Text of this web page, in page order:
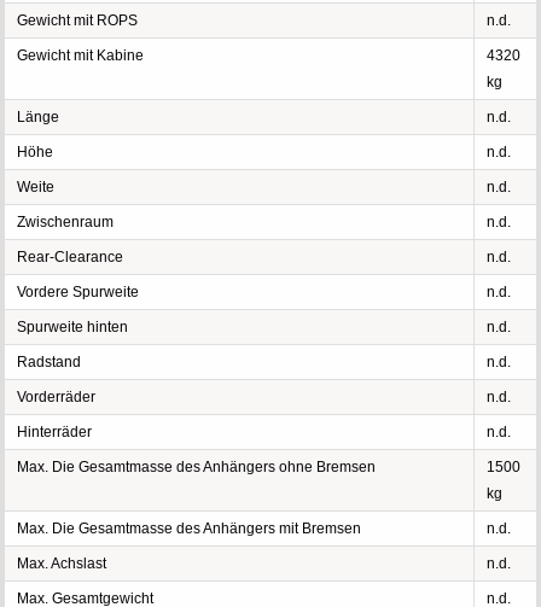
Gewicht mit ROPS n.d.
Gewicht mit Kabine
4320
kg
Länge n.d.
Höhe n.d.
Weite n.d.
Zwischenraum n.d.
Rear-Clearance n.d.
Vordere Spurweite n.d.
Spurweite hinten n.d.
Radstand n.d.
Vorderräder n.d.
Hinterräder n.d.
Max. Die Gesamtmasse des Anhängers ohne Bremsen
1500
kg
Max. Die Gesamtmasse des Anhängers mit Bremsen n.d.
Max. Achslast n.d.
Max. Gesamtgewicht n.d.